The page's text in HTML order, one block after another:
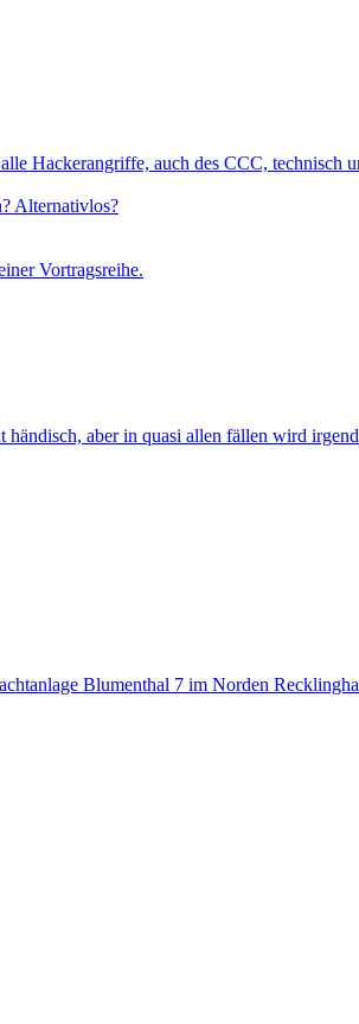
Hackerangriffe, auch des CCC, technisch
Alternativlos?
Vortragsreihe.
aber in quasi allen fällen wird
Blumenthal 7 im Norden